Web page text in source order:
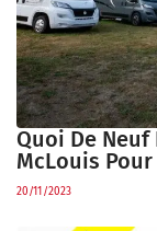
Quoi De Neuf
McLouis
20/11/2023